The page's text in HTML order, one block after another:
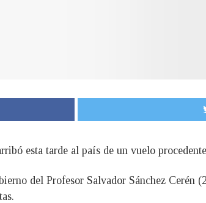
esta tarde al país de un vuelo
del Profesor Salvador Sánchez Cerén